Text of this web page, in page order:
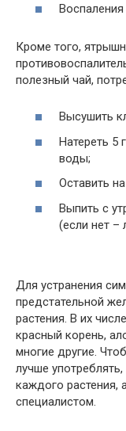
Кроме того,
полезный чай,
Высушить
Натереть 5
воды;
Оставить
Выпить с
(если нет –
Для устранения
предстательной
растения. В их
красный корень,
многие другие.
лучше
каждого растения,
специалистом.